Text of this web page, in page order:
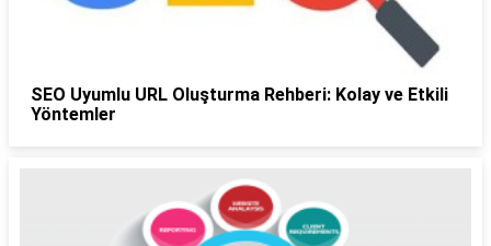
SEO Uyumlu URL Oluşturma Rehberi: Kolay ve Etkili
Yöntemler